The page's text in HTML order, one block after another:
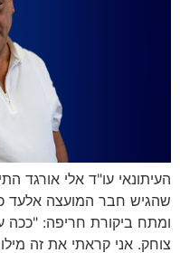
העיתונאי עו"ד אלי אורגד
שהגיש חבר המועצה אלעד
ומתח ביקורת חריפה: "ככה
צוחק. אני קראתי את זה